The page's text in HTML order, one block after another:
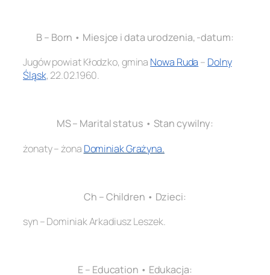
B – Born • Miesjce i data urodzenia, -datum:
Jugów powiat Kłodzko, gmina Nowa Ruda – Dolny
Śląsk, 22.02.1960.
MS – Marital status • Stan cywilny:
żonaty – żona Dominiak Grażyna.
Ch – Children • Dzieci:
syn – Dominiak Arkadiusz Leszek.
E – Education • Edukacja: